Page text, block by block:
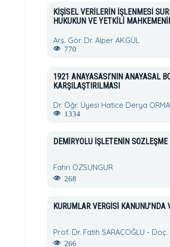
KİŞİSEL VERİLERİN İŞLENMESİ
HUKUKUN VE YETKİLİ
Arş. Gör. Dr. Alper AKGÜL
770
1921 ANAYASASI’NIN ANAYASAL
KARŞILAŞTIRILMASI
Dr. Öğr. Üyesi Hatice Derya
1334
DEMİRYOLU İŞLETENİN
Fahri ÖZSUNGUR
268
KURUMLAR VERGİSİ
Prof. Dr. Fatih SARAÇOĞLU -
266